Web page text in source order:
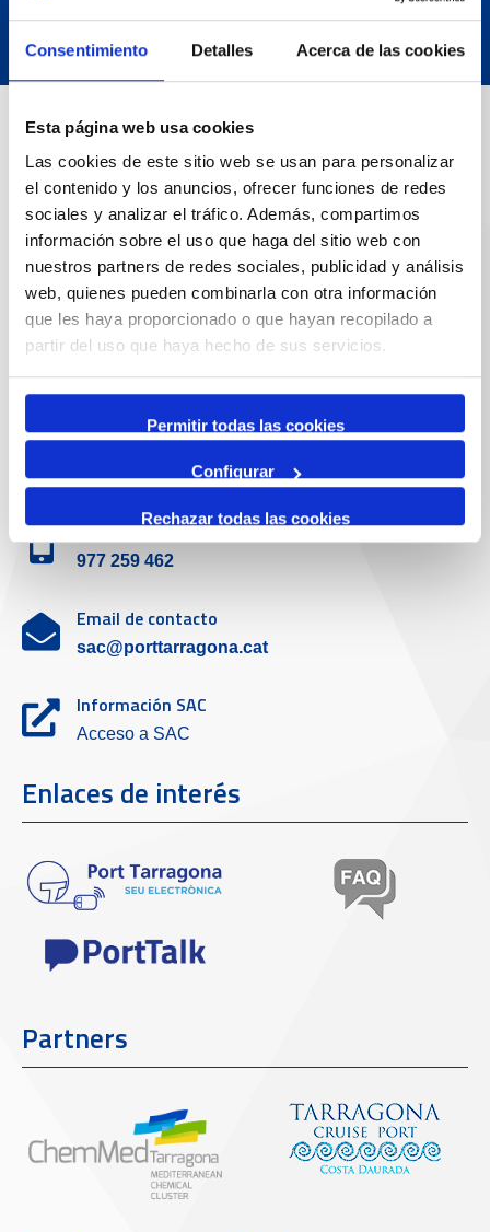
Consentimiento Detalles Acerca de las cookies
Esta página web usa cookies
Las cookies de este sitio web se usan para personalizar
el contenido y los anuncios, ofrecer funciones de redes
sociales y analizar el tráfico. Además, compartimos
información sobre el uso que haga del sitio web con
nuestros partners de redes sociales, publicidad y análisis
web, quienes pueden combinarla con otra información
que les haya proporcionado o que hayan recopilado a
partir del uso que haya hecho de sus servicios.
Permitir todas las cookies
Configurar
Rechazar todas las cookies
Datos de contacto
Dirección
Passeig de l'Escullera s/n, 43004 Tarragona
Teléfono de contacto
977 259 400
(+34) 900 229 900
Servicio de atención al cliente
Teléfono de contacto
977 259 462
Email de contacto
sac@porttarragona.cat
Información SAC
Acceso a SAC
Enlaces de interés
Partners